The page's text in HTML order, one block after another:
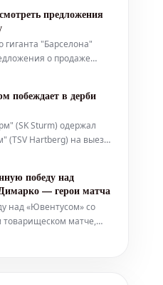
предложения
гиганта "Барселона"
о продаже
Форта до конца
игроков в команде
24 часа Рональд
о переходе в
побеждает в дерби
(SK Sturm) одержал
(TSV Hartberg) на выезде
голы в матче забил
результативных
победу над
— герои матча
над «Ювентусом» со
товарищеском матче,
перед возвращением